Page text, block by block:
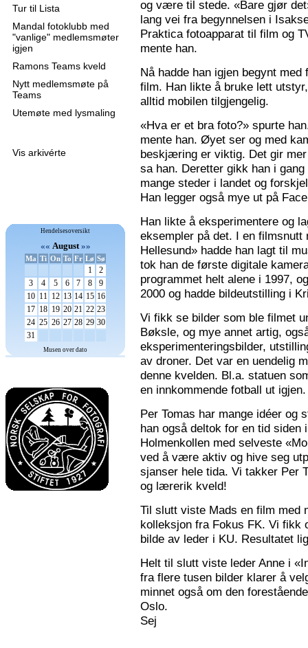
Tur til Lista
Mandal fotoklubb med
"vanlige" medlemsmøter
igjen
Ramons Teams kveld
Nytt medlemsmøte på
Teams
Utemøte med lysmaling
Vis arkivérte
Hendelsesoversikt
«« August»»
Ma Ti On To Fr Lø Sø
1
2
3
4 5 6 7 8
9
10 11 12 13 14 15 16
17 18 19 20 21 22 23
24 25 26 27 28 29 30
31
Musen over dato
og være til stede. «Bare gjør
lang vei fra begynnelsen i
Praktica fotoapparat til film og
mente han.
Nå hadde han igjen begynt
film. Han likte å bruke lett
alltid mobilen tilgjengelig.
«Hva er et bra foto?» spurte
mente han. Øyet ser og med
beskjæring er viktig. Det gir
sa han. Deretter gikk han i
mange steder i landet og
Han legger også mye ut på
Han likte å eksperimentere og
eksempler på det. I en filmsnutt
Hellesund» hadde han lagt til
tok han de første digitale
programmet helt alene i 1997,
2000 og hadde bildeutstilling i
Vi fikk se bilder som ble filmet
Bøksle, og mye annet artig,
eksperimenteringsbilder,
av droner. Det var en uendelig
denne kvelden. Bl.a. statuen
en innkommende fotball ut igjen.
Per Tomas har mange idéer og
han også deltok for en tid siden
Holmenkollen med selveste
ved å være aktiv og hive seg
sjanser hele tida. Vi takker Per
og lærerik kveld!
Til slutt viste Mads en film med
kolleksjon fra Fokus FK. Vi fikk
bilde av leder i KU. Resultatet
Helt til slutt viste leder Anne i
fra flere tusen bilder klarer å
minnet også om den
Oslo.
Sej